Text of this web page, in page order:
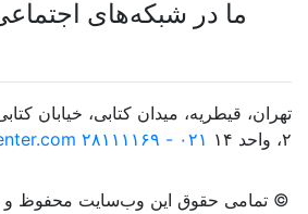
ما در شبکه‌های
۲، واحد ۱۴
۰۲۱ - ۲۸۱۱۱۱۶۹
© تمامی حقوق این وب‌سایت محفوظ و